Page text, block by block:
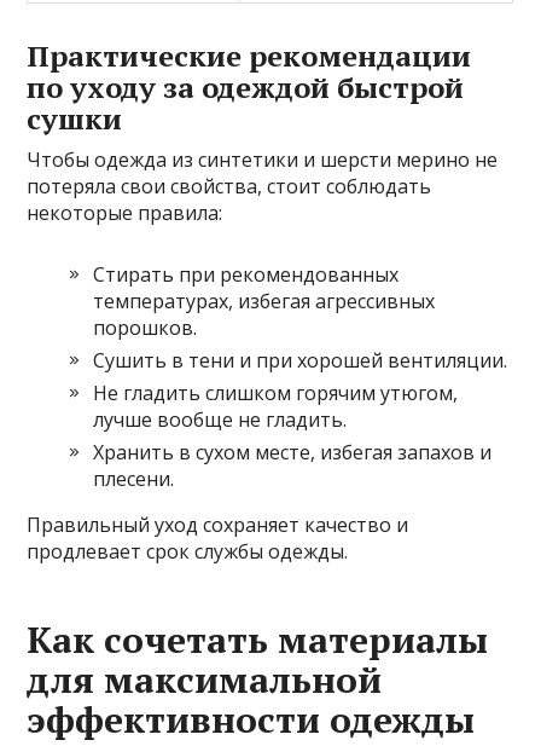
Практические рекомендации
по уходу за одеждой быстрой
сушки
Чтобы одежда из синтетики и шерсти мерино не
потеряла свои свойства, стоит соблюдать
некоторые правила:
Стирать при рекомендованных
температурах, избегая агрессивных
порошков.
Сушить в тени и при хорошей вентиляции.
Не гладить слишком горячим утюгом,
лучше вообще не гладить.
Хранить в сухом месте, избегая запахов и
плесени.
Правильный уход сохраняет качество и
продлевает срок службы одежды.
Как сочетать материалы
для максимальной
эффективности одежды